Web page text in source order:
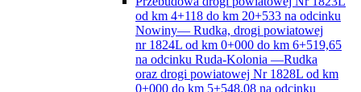
oraz drogi powiatowej Nr 1828L od km
0+000 do km 5+548,08 na odcinku
Srebrzyszcze —Gotówka
Wsparcie działań związanych
z przeciwdziałaniem skutkom rozprzestrzeniania
się pandemii COVID-19 w domach pomocy